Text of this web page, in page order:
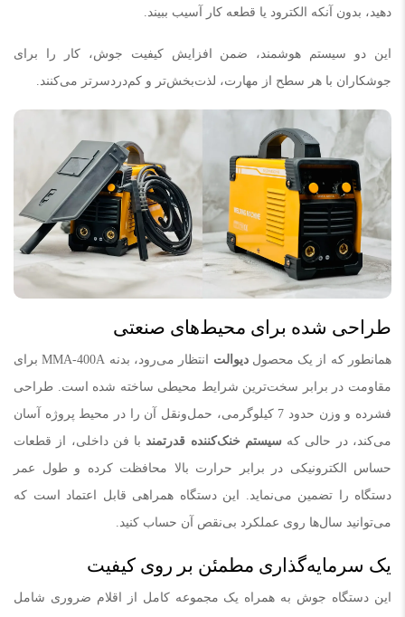
دهید، بدون آنکه الکترود یا قطعه کار آسیب ببیند.
این دو سیستم هوشمند، ضمن افزایش کیفیت جوش، کار را برای
جوشکاران با هر سطح از مهارت، لذت‌بخش‌تر و کم‌دردسرتر می‌کنند.
طراحی شده برای محیط‌های صنعتی
همانطور که از یک محصولدیوالت
انتظار می‌رود، بدنه MMA-400A برای
مقاومت در برابر سخت‌ترین شرایط محیطی ساخته شده است. طراحی
فشرده و وزن حدود 7 کیلوگرمی، حمل‌ونقل آن را در محیط پروژه آسان
می‌کند، در حالی که سیستم خنک‌کننده قدرتمند با فن داخلی، از قطعات
حساس الکترونیکی در برابر حرارت بالا محافظت کرده و طول عمر
دستگاه را تضمین می‌نماید. این دستگاه همراهی قابل اعتماد است که
می‌توانید سال‌ها روی عملکرد بی‌نقص آن حساب کنید.
یک سرمایه‌گذاری مطمئن بر روی کیفیت
این دستگاه جوش به همراه یک مجموعه کامل از اقلام ضروری شامل